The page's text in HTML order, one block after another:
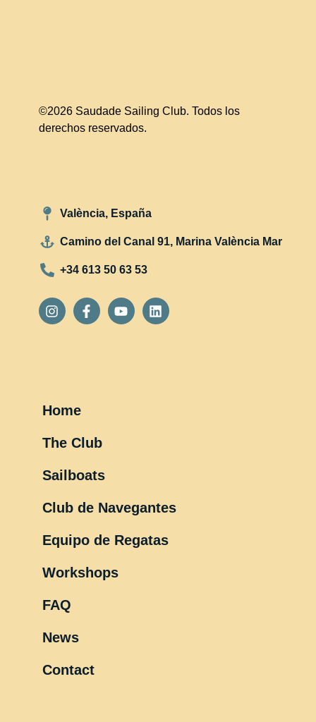
©2026 Saudade Sailing Club. Todos los
derechos reservados.
València, España
Camino del Canal 91, Marina València Mar
+34 613 50 63 53
Home
The Club
Sailboats
Club de Navegantes
Equipo de Regatas
Workshops
FAQ
News
Contact